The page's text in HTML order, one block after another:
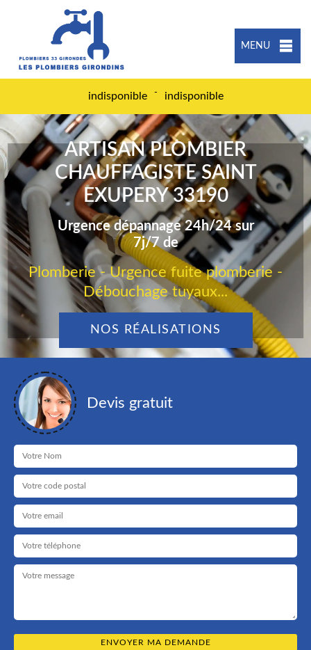
MENU
indisponible - indisponible
ARTISAN PLOMBIER
CHAUFFAGISTE SAINT
EXUPERY 33190
Urgence dépannage 24h/24 sur
7j/7 de
Plomberie - Urgence fuite plomberie -
Débouchage tuyaux...
NOS RÉALISATIONS
Devis gratuit